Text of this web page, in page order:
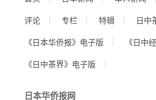
评论
专栏 特辑
日中
《日本华侨报》电子版
《日中
《日中茶界》电子版
日本华侨报网